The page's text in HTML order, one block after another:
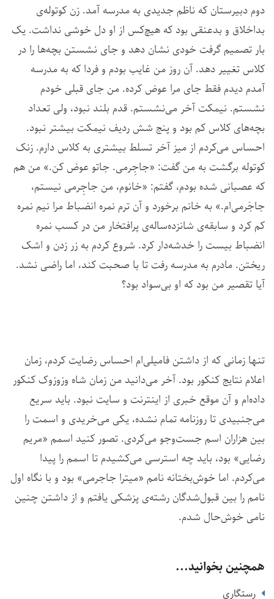
دوم دبیرستان که ناظم جدیدی به مدرسه‌ آمد. زن کوتوله‌ی
بداخلاق و بدعنقی بود که هیچ‌کس از او دل خوشی نداشت. یک‌
بار تصمیم گرفت خودی نشان دهد و جای نشستن بچه‌ها را در
کلاس تغییر دهد. آن روز من غایب بودم و فردا که به مدرسه
آمدم دیدم فقط جای مرا عوض کرده. من جای قبلی خودم
نشستم. نیمکت آخر می‌نشستم. قدم بلند نبود، ولی تعداد
بچه‌های کلاس کم بود و پنج شش ردیف نیمکت بیشتر نبود.
احساس می‌کردم از میز آخر تسلط بیشتری به کلاس دارم. زنک
کوتوله برگشت به من گفت: «جاجِرمی. جاتو عوض کن.» من هم
که عصبانی شده بودم، گفتم: «خانوم، من جاجِرمی نیستم،
جاجَرمی‌ام.» به خانم برخورد و آن ترم نمره انضباط مرا نیم نمره
کم کرد و سابقه‌ی شانزده‌ساله‌ی پرافتخار من در کسب نمره
انضباط بیست را خدشه‌دار کرد. شروع کردم به زر زدن و اشک
ریختن. مادرم به مدرسه رفت تا با صحبت کند، اما راضی نشد.
آیا تقصیر من بود که او بی‌سواد بود؟
تنها زمانی که از داشتن فامیلی‌ام احساس رضایت کردم، زمان
اعلام نتایج کنکور بود. آخر می‌دانید من زمان شاه وزوزوک کنکور
داده‌ام و آن موقع خبری از اینترنت و سایت نبود. باید سریع
می‌جنبیدی تا روزنامه تمام نشده، یکی می‌خریدی و اسمت را
بین هزاران اسم جست‌وجو می‌کردی. تصور کنید اسمم «مریم
رضایی» بود، باید چه استرسی می‌کشیدم تا اسمم را پیدا
می‌کردم. اما خوش‌بختانه نامم «میترا جاجرمی» بود و با نگاه اول
نامم را بین قبول‌شدگان رشته‌ی پزشکی یافتم و از داشتن چنین
نامی خوش‌حال شدم.
همچنین بخوانید...
رستگاری